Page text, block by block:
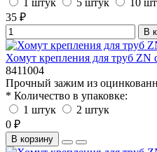
35 ₽
В
Хомут крепления для труб ZN
8411004
Прочный зажим из
* Количество в упаковке:
1 штук
2 штук
0 ₽
В корзину